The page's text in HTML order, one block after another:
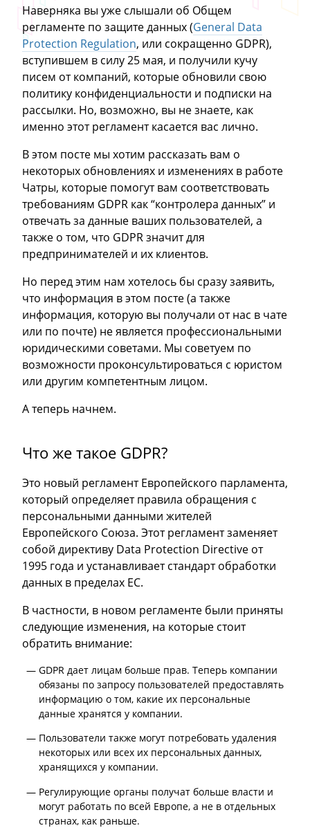
Наверняка вы уже слышали об Общем
регламенте по защите данных (General Data
Protection Regulation, или сокращенно GDPR),
вступившем в силу 25 мая, и получили кучу
писем от компаний, которые обновили свою
политику конфиденциальности и подписки на
рассылки. Но, возможно, вы не знаете, как
именно этот регламент касается вас лично.
В этом посте мы хотим рассказать вам о
некоторых обновлениях и изменениях в работе
Чатры, которые помогут вам соответствовать
требованиям GDPR как “контролера данных” и
отвечать за данные ваших пользователей, а
также о том, что GDPR значит для
предпринимателей и их клиентов.
Но перед этим нам хотелось бы сразу заявить,
что информация в этом посте (а также
информация, которую вы получали от нас в чате
или по почте) не является профессиональными
юридическими советами. Мы советуем по
возможности проконсультироваться с юристом
или другим компетентным лицом.
А теперь начнем.
Что же такое GDPR?
Это новый регламент Европейского парламента,
который определяет правила обращения с
персональными данными жителей
Европейского Союза. Этот регламент заменяет
собой директиву Data Protection Directive от
1995 года и устанавливает стандарт обработки
данных в пределах ЕС.
В частности, в новом регламенте были приняты
следующие изменения, на которые стоит
обратить внимание:
GDPR дает лицам больше прав. Теперь компании
обязаны по запросу пользователей предоставлять
информацию о том, какие их персональные
данные хранятся у компании.
Пользователи также могут потребовать удаления
некоторых или всех их персональных данных,
хранящихся у компании.
Регулирующие органы получат больше власти и
могут работать по всей Европе, а не в отдельных
странах, как раньше.